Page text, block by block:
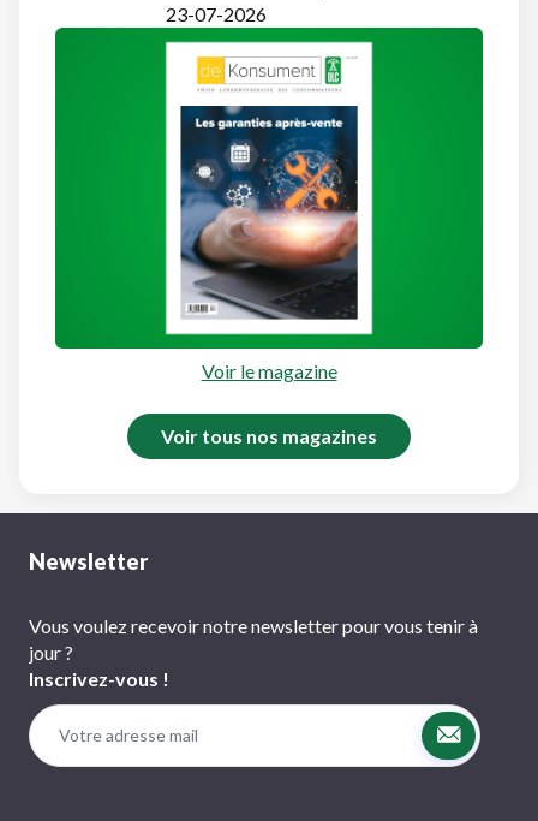
23-07-2026
Voir le magazine
Voir tous nos magazines
Newsletter
Vous voulez recevoir notre newsletter pour vous tenir à
jour ?
Inscrivez-vous !